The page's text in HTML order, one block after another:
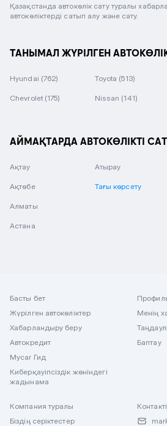
Қазақстанда автокөлік сату туралы
автокөліктерді сатып алу және сату.
ТАНЫМАЛ ЖҮРІЛГЕН
Hyundai (762) Toyota (513)
Chevrolet (175) Nissan (141)
АЙМАҚТАРДА АВТОКӨЛІКТІ
Ақтау
Ақтөбе
Алматы
Астана
Атырау
Тағы көрсету
Басты бет
Жүрілген автокөліктер
Хабарландыру беру
Автокредит
Mycar Гид
Киберқауіпсіздік жөніндегі
жадынама
Менің
Баптау
Компания туралы
Біздің серіктестер